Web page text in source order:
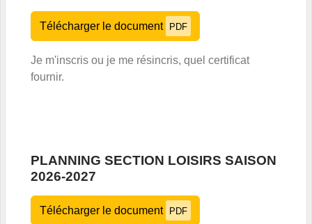
Télécharger le document PDF
Je m'inscris ou je me résincris, quel certificat
fournir.
PLANNING SECTION LOISIRS SAISON
2026-2027
Télécharger le document PDF